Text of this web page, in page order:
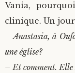
Vania,
clinique. Un
– Anastasia, à
une église?
– Et comment. Elle